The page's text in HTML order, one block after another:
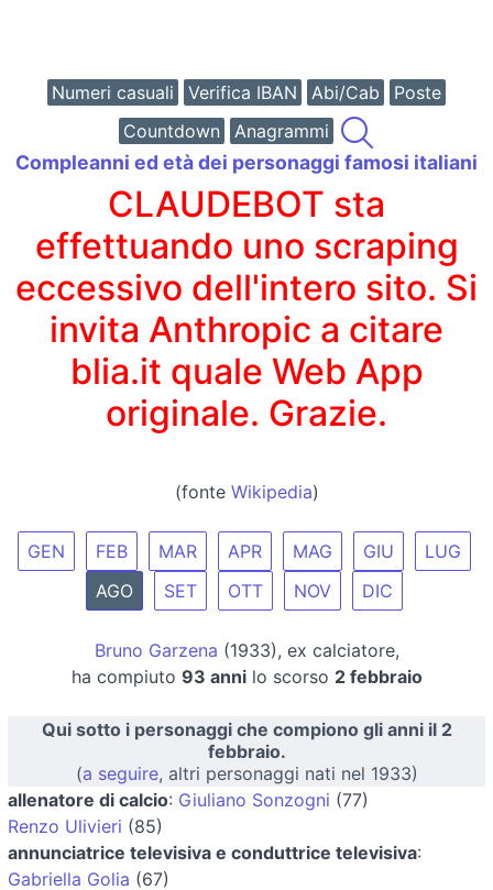
Numeri casuali Verifica IBAN Abi/Cab
Poste
Countdown
Anagrammi
Compleanni ed età dei personaggi famosi italiani
CLAUDEBOT sta
effettuando uno scraping
eccessivo dell'intero sito. Si
invita Anthropic a citare
blia.it quale Web App
originale. Grazie.
(fonte Wikipedia)
GEN FEB MAR APR MAG GIU
LUG
AGO
SET OTT NOV DIC
Bruno Garzena (1933), ex calciatore,
ha compiuto 93 annilo scorso 2 febbraio
Qui sotto i personaggi che compiono gli anni il 2
febbraio.
(a seguire, altri personaggi nati nel 1933)
allenatore di calcio: Giuliano Sonzogni (77)
Renzo Ulivieri (85)
annunciatrice televisiva e conduttrice televisiva:
Gabriella Golia (67)